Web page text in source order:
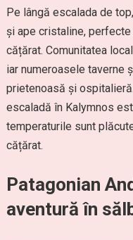
Pe lângă escalada de
și ape cristaline,
cățărat. Comunitatea
iar numeroasele taverne
prietenoasă și
escaladă în Kalymnos
temperaturile sunt
cățărat.
Patagonian
aventură în